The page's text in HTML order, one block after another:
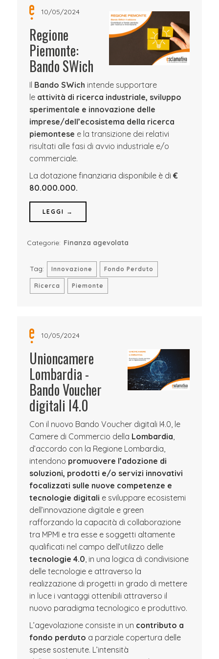
10/05/2024
Regione
Piemonte:
Bando SWich
Il Bando SWich intende supportare
le attività di ricerca industriale, sviluppo
sperimentale e innovazione delle
imprese/dell’ecosistema della ricerca
piemontese e la transizione dei relativi
risultati alle fasi di avvio industriale e/o
commerciale.
La dotazione finanziaria disponibile è di €
80.000.000.
LEGGI →
Categorie: Finanza agevolata
Tag: Innovazione Fondo Perduto
Ricerca Piemonte
10/05/2024
Unioncamere
Lombardia -
Bando Voucher
digitali I4.0
Con il nuovo Bando Voucher digitali I4.0, le
Camere di Commercio della Lombardia,
d’accordo con la Regione Lombardia,
intendono promuovere l’adozione di
soluzioni, prodotti e/o servizi innovativi
focalizzati sulle nuove competenze e
tecnologie digitali e sviluppare ecosistemi
dell’innovazione digitale e green
rafforzando la capacità di collaborazione
tra MPMI e tra esse e soggetti altamente
qualificati nel campo dell’utilizzo delle
tecnologie 4.0, in una logica di condivisione
delle tecnologie e attraverso la
realizzazione di progetti in grado di mettere
in luce i vantaggi ottenibili attraverso il
nuovo paradigma tecnologico e produttivo.
L’agevolazione consiste in un contributo a
fondo perduto a parziale copertura delle
spese sostenute. L’intensità